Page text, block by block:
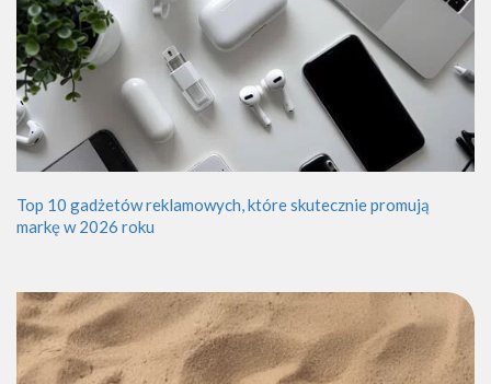
Top 10 gadżetów reklamowych, które skutecznie promują
markę w 2026 roku